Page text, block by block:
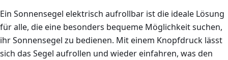
Ein Sonnensegel elektrisch aufrollbar ist die ideale Lösung
für alle, die eine besonders bequeme Möglichkeit suchen,
ihr Sonnensegel zu bedienen. Mit einem Knopfdruck lässt
sich das Segel aufrollen und wieder einfahren, was den